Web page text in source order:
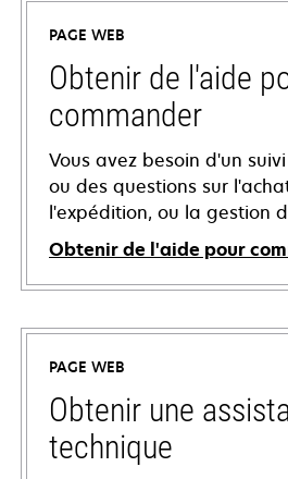
PAGE WEB
Obtenir de l'aide
commander
Vous avez besoin d'un
ou des questions sur
l'expédition, ou la gestion
Obtenir de l'aide pour
PAGE WEB
Obtenir une
technique